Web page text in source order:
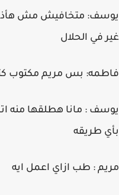
يوسف: متخافيش مش
غير في الحلال
فاطمه: بس مريم مكتوب
يوسف : مانا هطلقها منه
بأي طريقه
مريم : طب ازاي اعمل ايه